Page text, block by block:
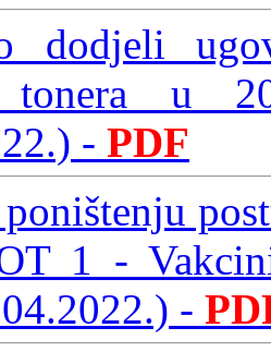
dodjeli
tonera u
- PDF
1 -
-